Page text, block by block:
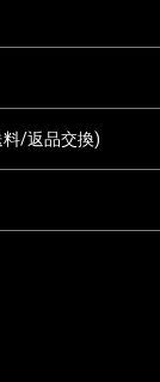
/返品交換)